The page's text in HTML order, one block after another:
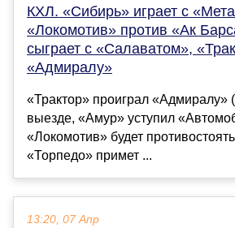
КХЛ. «Сибирь» играет с
«Локомотив» против «Ак
сыграет с «Салаватом»,
«Адмиралу»
«Трактор» проиграл «Адмиралу»
выезде, «Амур» уступил
«Локомотив» будет
«Торпедо» примет ...
13:20, 07 Апр